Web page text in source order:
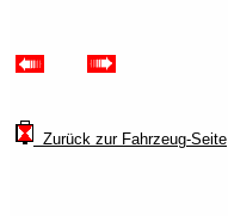
Zurück zur Fahrzeug-Seite